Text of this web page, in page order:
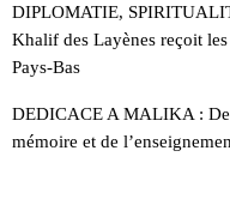
DIPLOMATIE,
Khalif des Layènes reçoit
Pays-Bas
DEDICACE A MALIKA :
mémoire et de